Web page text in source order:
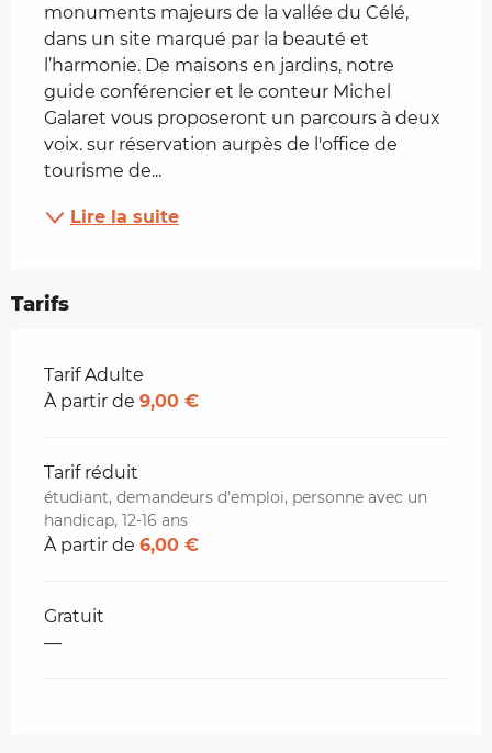
monuments majeurs de la vallée du Célé,
dans un site marqué par la beauté et
l’harmonie. De maisons en jardins, notre
guide conférencier et le conteur Michel
Galaret vous proposeront un parcours à deux
voix. sur réservation aurpès de l'office de
tourisme de...
Lire la suite
Tarifs
Tarifs 2026
Tarif Adulte
À partir de 9,00 €
Tarif réduit
étudiant, demandeurs d'emploi, personne avec un
handicap, 12-16 ans
À partir de 6,00 €
Gratuit
—